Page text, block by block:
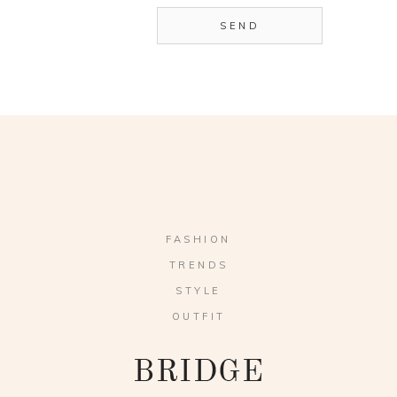
FASHION
TRENDS
STYLE
OUTFIT